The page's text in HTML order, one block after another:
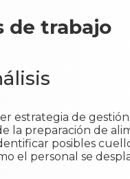
de trabajo
estrategia de
la preparación de
posibles
el personal se